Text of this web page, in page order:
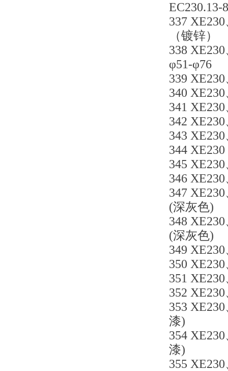
337
（镀锌）
338
φ51-φ76
339
340
341
342
343
344
345
346
347
(深灰色)
348
(深灰色)
349
350
351
352
353
漆)
354
漆)
355